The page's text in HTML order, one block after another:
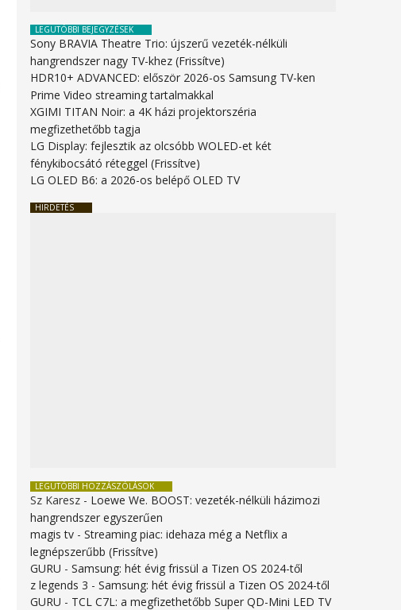
LEGUTÓBBI BEJEGYZÉSEK
Sony BRAVIA Theatre Trio: újszerű vezeték-nélküli
hangrendszer nagy TV-khez (Frissítve)
HDR10+ ADVANCED: először 2026-os Samsung TV-ken
Prime Video streaming tartalmakkal
XGIMI TITAN Noir: a 4K házi projektorszéria
megfizethetőbb tagja
LG Display: fejlesztik az olcsóbb WOLED-et két
fénykibocsátó réteggel (Frissítve)
LG OLED B6: a 2026-os belépő OLED TV
HIRDETÉS
LEGUTÓBBI HOZZÁSZÓLÁSOK
Sz Karesz - Loewe We. BOOST: vezeték-nélküli házimozi
hangrendszer egyszerűen
magis tv -Streaming piac: idehaza még a Netflix a
legnépszerűbb (Frissítve)
GURU -Samsung: hét évig frissül a Tizen OS 2024-től
z legends 3 -Samsung: hét évig frissül a Tizen OS 2024-től
GURU - TCL C7L: a megfizethetőbb Super QD-Mini LED TV